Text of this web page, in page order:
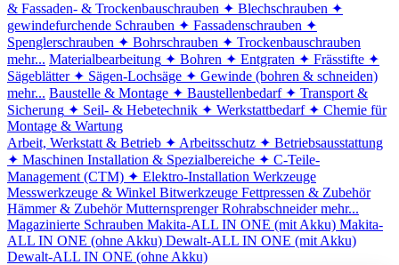
& Fassaden- & Trockenbauschrauben ✦ Blechschrauben ✦
gewindefurchende Schrauben ✦ Fassadenschrauben ✦
Spenglerschrauben ✦ Bohrschrauben ✦ Trockenbauschrauben
mehr... Materialbearbeitung ✦ Bohren ✦ Entgraten ✦ Frässtifte ✦
Sägeblätter ✦ Sägen-Lochsäge ✦ Gewinde (bohren & schneiden)
mehr... Baustelle & Montage ✦ Baustellenbedarf ✦ Transport &
Sicherung ✦ Seil- & Hebetechnik ✦ Werkstattbedarf ✦ Chemie für
Montage & Wartung
Arbeit, Werkstatt & Betrieb ✦ Arbeitsschutz ✦ Betriebsausstattung
✦ Maschinen Installation & Spezialbereiche ✦ C-Teile-
Management (CTM) ✦ Elektro-Installation Werkzeuge
Messwerkzeuge & Winkel Bitwerkzeuge Fettpressen & Zubehör
Hämmer & Zubehör Mutternsprenger Rohrabschneider mehr...
Magazinierte Schrauben Makita-ALL IN ONE (mit Akku) Makita-
ALL IN ONE (ohne Akku) Dewalt-ALL IN ONE (mit Akku)
Dewalt-ALL IN ONE (ohne Akku)